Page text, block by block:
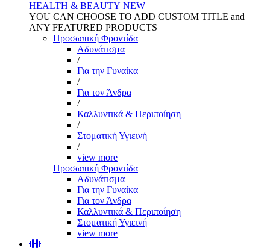
HEALTH & BEAUTY NEW
YOU CAN CHOOSE TO ADD CUSTOM TITLE and
ANY FEATURED PRODUCTS
Προσωπική Φροντίδα
Αδυνάτισμα
/
Για την Γυναίκα
/
Για τον Άνδρα
/
Καλλυντικά & Περιποίηση
/
Στοματική Υγιεινή
/
view more
Προσωπική Φροντίδα
Αδυνάτισμα
Για την Γυναίκα
Για τον Άνδρα
Καλλυντικά & Περιποίηση
Στοματική Υγιεινή
view more